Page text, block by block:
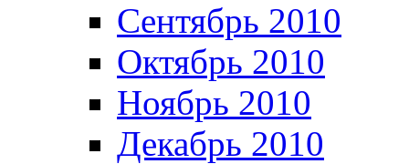
Сентябрь 2010
Октябрь 2010
Ноябрь 2010
Декабрь 2010